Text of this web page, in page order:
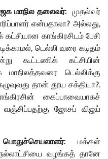
மாநில தலைவர்: முதல்வர்
என்பதாலா? அல்லது,
கட்சியான காங்கிரசிடம் பேசி
டெல்லி வரை கடிதம்
கூட்டணிக் கட்சியின்
மாநிலத்தவரை டெல்லிக்கு
தான் தூய சக்தியா?.
கைப்பாவையாகச்
வஞ்சிப்பதற்கு ஜோசப் விஜய்
மக்கள்
வழங்கத் தானே